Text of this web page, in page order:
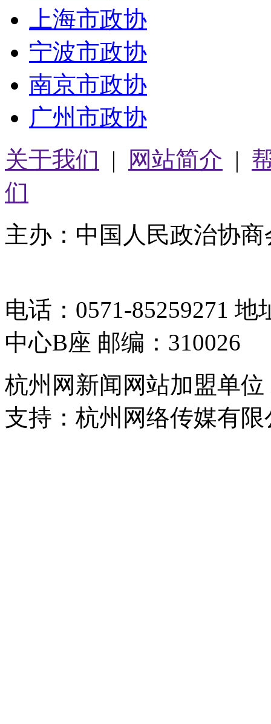
上海市政协
宁波市政协
南京市政协
广州市政协
关于我们 | 网站简介 |
们
主办：中国人民政治协
电话：0571-85259271
中心B座 邮编：310026
杭州网新闻网站加盟单
支持：杭州网络传媒有限